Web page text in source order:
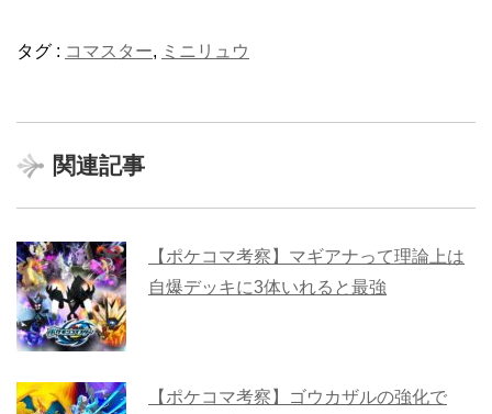
タグ : コマスター, ミニリュウ
関連記事
【ポケコマ考察】マギアナって理論上は
自爆デッキに3体いれると最強
【ポケコマ考察】ゴウカザルの強化で